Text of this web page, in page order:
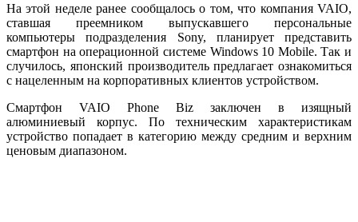
На этой неделе ранее сообщалось о том, что компания VAIO,
ставшая преемником выпускавшего персональные
компьютеры подразделения Sony, планирует представить
смартфон на операционной системе Windows 10 Mobile. Так и
случилось, японский производитель предлагает ознакомиться
с нацеленным на корпоративных клиентов устройством.
Смартфон VAIO Phone Biz заключен в изящный
алюминиевый корпус. По техническим характеристикам
устройство попадает в категорию между средним и верхним
ценовым диапазоном.